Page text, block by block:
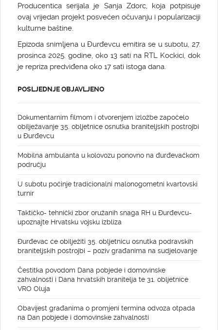
Producentica serijala je Sanja Zdorc, koja potpisuje
ovaj vrijedan projekt posvećen očuvanju i popularizaciji
kulturne baštine.
Epizoda snimljena u Đurđevcu emitira se u subotu, 27.
prosinca 2025. godine, oko 13 sati na RTL Kockici, dok
je repriza predviđena oko 17 sati istoga dana.
POSLJEDNJE OBJAVLJENO
Dokumentarnim filmom i otvorenjem izložbe započelo
obilježavanje 35. obljetnice osnutka braniteljskih postrojbi
u Đurđevcu
Mobilna ambulanta u kolovozu ponovno na đurđevačkom
području
U subotu počinje tradicionalni malonogometni kvartovski
turnir
Taktičko- tehnički zbor oružanih snaga RH u Đurđevcu-
upoznajte Hrvatsku vojsku izbliza
Đurđevac će obilježiti 35. obljetnicu osnutka podravskih
braniteljskih postrojbi – poziv građanima na sudjelovanje
Čestitka povodom Dana pobjede i domovinske
zahvalnosti i Dana hrvatskih branitelja te 31. obljetnice
VRO Oluja
Obavijest građanima o promjeni termina odvoza otpada
na Dan pobjede i domovinske zahvalnosti